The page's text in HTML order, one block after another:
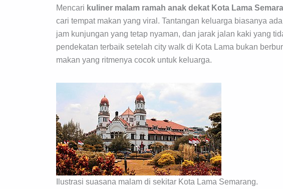
Mencari kuliner malam ramah anak dekat Kota Lama
cari tempat makan yang viral. Tantangan keluarga biasanya
jam kunjungan yang tetap nyaman, dan jarak jalan kaki yang
pendekatan terbaik setelah city walk di Kota Lama bukan
makan yang ritmenya cocok untuk keluarga.
Ilustrasi suasana malam di sekitar Kota Lama Semarang.